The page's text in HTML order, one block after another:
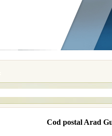
Cod postal Arad